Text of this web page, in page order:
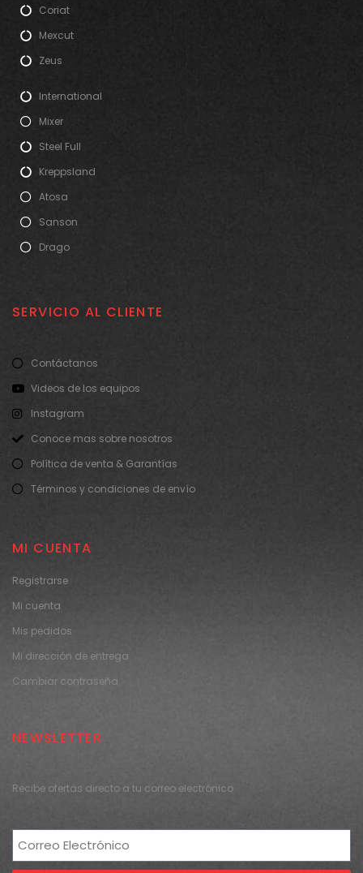
Coriat
Mexcut
Zeus
International
Mixer
Steel Full
Kreppsland
Atosa
Sanson
Drago
SERVICIO AL CLIENTE
Contáctanos
Videos de los equipos
Instagram
Conoce mas sobre nosotros
Política de venta & Garantías
Términos y condiciones de envío
MI CUENTA
Registrarse
Mi cuenta
Mis pedidos
Mi dirección de entrega
Cambiar contraseña
NEWSLETTER
Recibe ofertas directo a tu correo electrónico